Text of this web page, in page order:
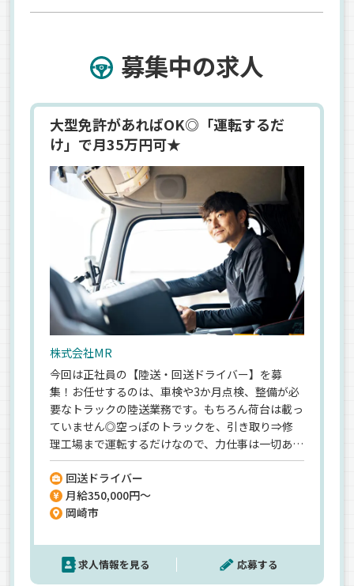
募集中の求人
大型免許があればOK◎「運転するだ
け」で月35万円可★
株式会社MR
今回は正社員の【陸送・回送ドライバー】を募
集！お任せするのは、車検や3か月点検、整備が必
要なトラックの陸送業務です。もちろん荷台は載っ
ていません◎空っぽのトラックを、引き取り⇒修
理工場まで運転するだけなので、力仕事は一切あり
ません★だからこそ…ドライバーとしての経験は
不問！荷物を運ぶ”配送”ではなく、トラックを運
転して移動させる”回送”なので、安全に運転にでき
る方なら未経験でも大歓迎です◎＼月給35万円も
安定した収入も叶えられているんです！面接はカ
フェ集合！ラフな雰囲気なので話しやすい♪
回送ドライバー
月給350,000円～
岡崎市
求人情報を見る 応募する